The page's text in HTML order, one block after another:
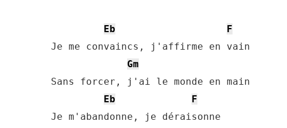
Eb
F
Je me convaincs, j'affirme en vain
Gm
Sans forcer, j'ai le monde en main
Eb
F
Je m'abandonne, je déraisonne